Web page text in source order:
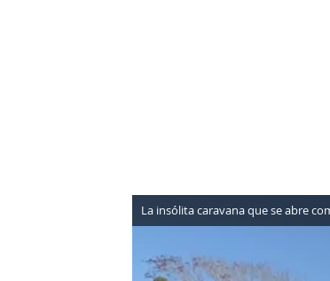
La insólita caravana que se abre